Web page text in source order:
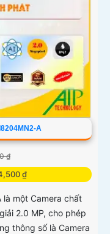
A
₫
₫
là một Camera chất
2.0 MP, cho phép
thông số là Camera